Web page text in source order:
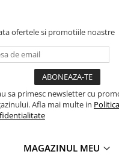
Europei 93/42 / EEC of
medicale amendate
European si a Consiliului
2007 si armonizata cu
PN-EN 1041 + A1: 2013-12, PN-
din 20 Mai 2010 asupra
saltea Odeo: 120/60/11 cm
ofertele si promotiile noastre
sa primesc newsletter cu
Afla mai multe in
MAGAZINUL MEU